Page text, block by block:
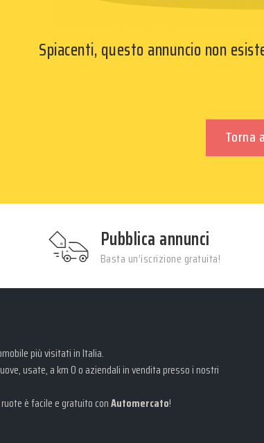
Spiacenti, questo annuncio non
Torna
Pubblica annunci
Basta un’iscrizione gratuita!
più visitati in Italia.
usate, a km 0 o aziendali in vendita presso i nostri
è facile e gratuito conAutomercato!